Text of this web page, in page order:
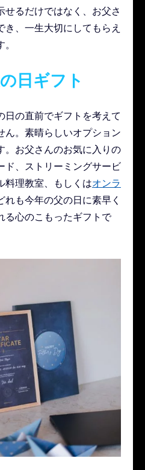
せるだけではなく、お父さ
き、一生大切にしてもらえ
日ギフト
日の直前でギフトを考えて
ん。素晴らしいオプション
。お父さんのお気に入りの
ド、ストリーミングサービ
料理教室、もしくはオンラ
れも今年の父の日に素早く
る心のこもったギフトで